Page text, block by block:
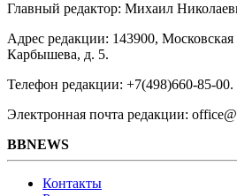
Главный редактор: Михаил
Адрес редакции: 143900, Московская
Карбышева, д. 5.
Телефон редакции: +7(498)660-85-00.
Электронная почта редакции:
BBNEWS
Контакты